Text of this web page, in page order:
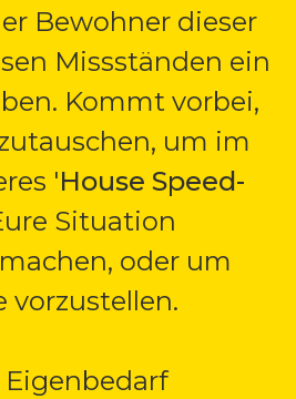
Bewohner dieser
Missständen ein
Kommt vorbei,
um im
'House Speed-
Situation
oder um
vorzustellen.